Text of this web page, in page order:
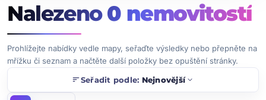
Nalezeno0 nemovitostí
Prohlížejte nabídky vedle mapy, seřaďte výsledky nebo přepněte na
mřížku či seznam a načtěte další položky bez opuštění stránky.
sortSeřadit podle: Nejnovějšíexpand_more